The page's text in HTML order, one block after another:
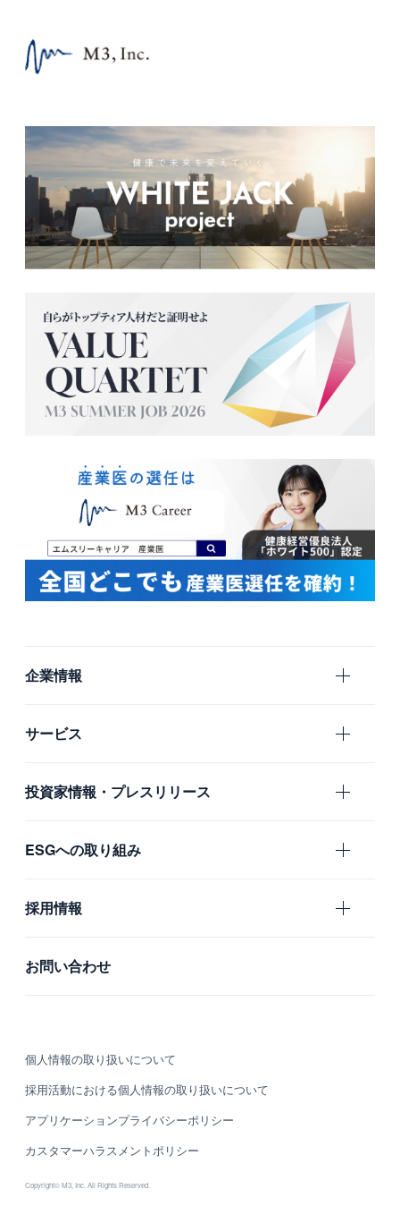
企業情報
エムスリーの目指すもの
沿革
サービス
エムスリー
海外グループ会社
投資家情報・プレスリリース
ESGへの取り組み
ガバナンス
環境
採用情報
新卒採用
募集職種
グループ会社 採用情報
お問い合わせ
個人情報の取り扱いについて
採用活動における個人情報の取り扱いについて
アプリケーションプライバシーポリシー
カスタマーハラスメントポリシー
Copyright© M3, Inc. All Rights Reserved.